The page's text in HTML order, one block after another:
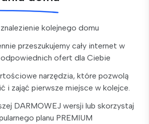
kolejnego domu
przeszukujemy cały internet w
ofert dla Ciebie
narzędzia, które pozwolą
i zająć pierwsze miejsce w kolejce.
DARMOWEJ wersji lub skorzystaj
planu PREMIUM